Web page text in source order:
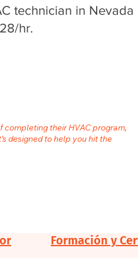
technician in Nevada
hr.
completing their HVAC program,
designed to help you hit the
Formación y